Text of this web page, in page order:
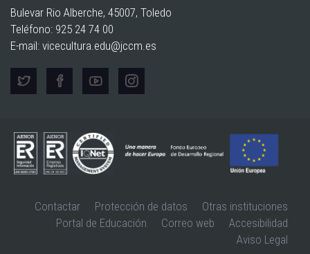
Bulevar Rio Alberche, 45007, Toledo
Teléfono: 925 24 74 00
E-mail: vicecultura.edu@jccm.es
Contactar Protección de datos
Otras instituciones
Portal de Educación
Correo web
Accesibilidad
Aviso Legal